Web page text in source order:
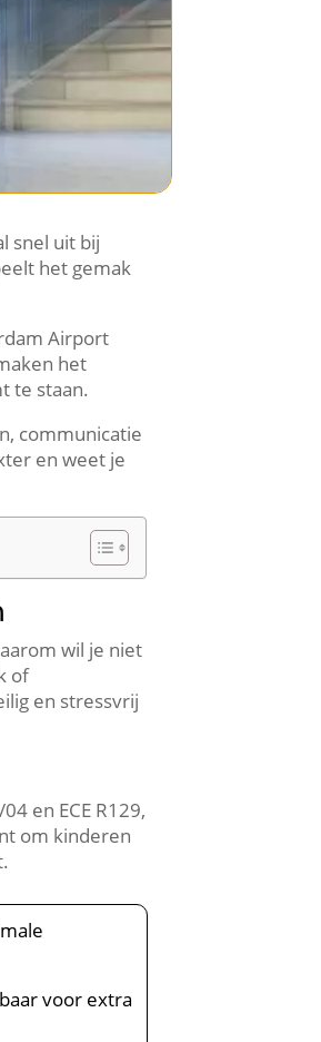
snel uit bij
het gemak
Airport
het
te staan.
communicatie
en weet je
wil je niet
of
en stressvrij
en ECE R129,
om kinderen
voor extra